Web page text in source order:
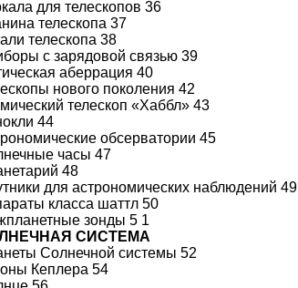
для телескопов 36
телескопа 37
телескопа 38
с зарядовой связью 39
аберрация 40
нового поколения 42
телескоп «Хаббл» 43
44
обсерватории 45
часы 47
48
для астрономических наблюдений 49
класса шаттл 50
зонды 5 1
СИСТЕМА
Солнечной системы 52
Кеплера 54